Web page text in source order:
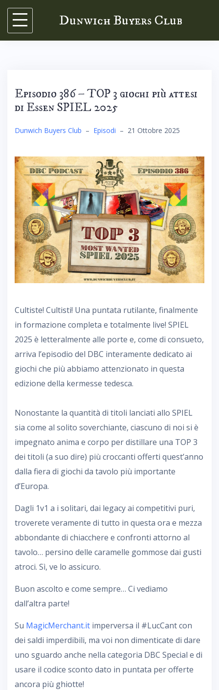
Skip
content
Dunwich Buyers Club
Episodio 386 – TOP 3 giochi più attesi
di Essen SPIEL 2025
Dunwich Buyers Club – Episodi – 21 Ottobre 2025
Cultiste! Cultisti! Una puntata rutilante, finalmente
in formazione completa e totalmente live! SPIEL
2025 è letteralmente alle porte e, come di consueto,
arriva l’episodio del DBC interamente dedicato ai
giochi che più abbiamo attenzionato in questa
edizione della kermesse tedesca.
Nonostante la quantità di titoli lanciati allo SPIEL
sia come al solito soverchiante, ciascuno di noi si è
impegnato anima e corpo per distillare una TOP 3
dei titoli (a suo dire) più croccanti offerti quest’anno
dalla fiera di giochi da tavolo più importante
d’Europa.
Dagli 1v1 a i solitari, dai legacy ai competitivi puri,
troverete veramente di tutto in questa ora e mezza
abbondante di chiacchere e confronti attorno al
tavolo… persino delle caramelle gommose dai gusti
atroci. Sì, ve lo assicuro.
Buon ascolto e come sempre… Ci vediamo
dall’altra parte!
Su MagicMerchant.it imperversa il #LucCant con
dei saldi imperdibili, ma voi non dimenticate di dare
uno sguardo anche nella categoria DBC Special e di
usare il codice sconto dato in puntata per offerte
ancora più ghiotte!